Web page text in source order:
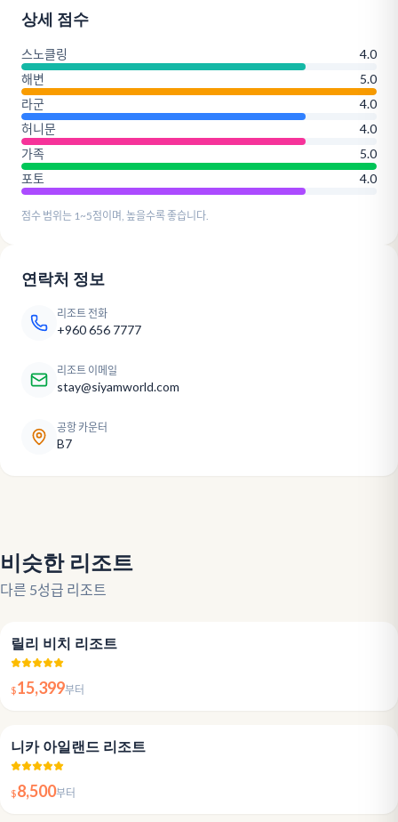
상세 점수
스노클링
4.0
해변
5.0
라군
4.0
허니문
4.0
가족
5.0
포토
4.0
점수 범위는 1~5점이며, 높을수록 좋습니다.
연락처 정보
리조트 전화
+960 656 7777
리조트 이메일
stay@siyamworld.com
공항 카운터
B7
비슷한 리조트
다른 5성급 리조트
릴리 비치 리조트
$15,399부터
니카 아일랜드 리조트
$8,500부터